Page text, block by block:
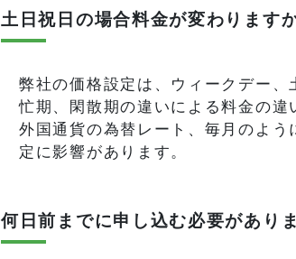
土日祝日の場合料金が変わります
弊社の価格設定は、ウィークデー
忙期、閑散期の違いによる料金の
外国通貨の為替レート、毎月のよ
定に影響があります。
何日前までに申し込む必要があり